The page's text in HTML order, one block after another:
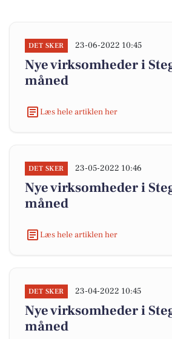
DET SKER 23-06-2022 10:45
Nye virksomheder i
måned
Læs hele artiklen her
DET SKER 23-05-2022 10:46
Nye virksomheder i
måned
Læs hele artiklen her
DET SKER 23-04-2022 10:45
Nye virksomheder i
måned